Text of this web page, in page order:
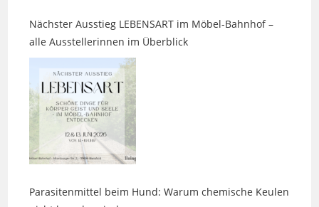
Parasitenmittel beim Hund: Warum chemische Keulen